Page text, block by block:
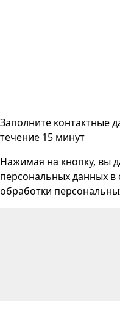
Заполните контактные
течение 15 минут
Нажимая на кнопку, вы
персональных данных в
обработки